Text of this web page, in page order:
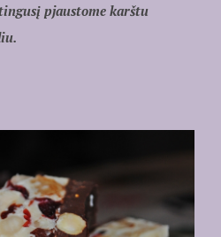
pjaustome karštu